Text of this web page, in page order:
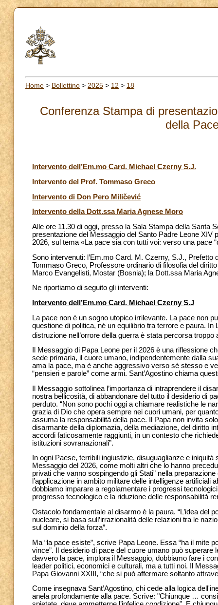
Home > Bollettino > 2025 > 12 > 18
Conferenza Stampa di
della
Intervento dell’Em.mo Card. Michael Czerny S.J.
Intervento del Prof. Tommaso Greco
Intervento di Don Pero Miličević
Intervento della Dott.ssa Maria Agnese Moro
Alle ore 11.30 di oggi, presso la Sala Stampa della Santa
presentazione del Messaggio del Santo Padre Leone XIV
2026, sul tema «La pace sia con tutti voi: verso una pace
Sono intervenuti: l’Em.mo Card. M. Czerny, S.J.,
Tommaso Greco, Professore ordinario di filosofia del
Marco Evangelisti, Mostar (Bosnia); la Dott.ssa Maria
Ne riportiamo di seguito gli interventi:
Intervento dell’Em.mo Card. Michael Czerny S.J
La pace non è un sogno utopico irrilevante. La pace non
questione di politica, né un equilibrio tra terrore e paura.
distruzione nell’orrore della guerra è stata percorsa
Il Messaggio di Papa Leone per il 2026 è una riflessione
sede primaria, il cuore umano, indipendentemente dalla
ama la pace, ma è anche aggressivo verso sé stesso e
“pensieri e parole” come armi. Sant’Agostino chiama
Il Messaggio sottolinea l’importanza di intraprendere il
nostra bellicosità, di abbandonare del tutto il desiderio di
perduto. “Non sono pochi oggi a chiamare realistiche le
grazia di Dio che opera sempre nei cuori umani, per
assuma la responsabilità della pace. Il Papa non invita
disarmante della diplomazia, della mediazione, del diritto
accordi faticosamente raggiunti, in un contesto che
istituzioni sovranazionali”.
In ogni Paese, terribili ingiustizie, disuguaglianze e
Messaggio del 2026, come molti altri che lo hanno
privati che vanno sospingendo gli Stati” nella
l’applicazione in ambito militare delle intelligenze
dobbiamo imparare a regolamentare i progressi
progresso tecnologico e la riduzione delle responsabilità
Ostacolo fondamentale al disarmo è la paura. “L’idea del
nucleare, si basa sull’irrazionalità delle relazioni tra le
sul dominio della forza”.
Ma “la pace esiste”, scrive Papa Leone. Essa “ha il mite
vince”. Il desiderio di pace del cuore umano può
davvero la pace, implora il Messaggio, dobbiamo fare i
leader politici, economici e culturali, ma a tutti noi. Il
Papa Giovanni XXIII, “che si può affermare soltanto
Come insegnava Sant’Agostino, chi cede alla logica
anela profondamente alla pace. Scrive: "Chiunque …